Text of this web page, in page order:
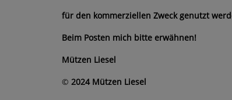
für den kommerziellen Zweck genutzt
Beim Posten mich bitte erwähnen!
Mützen Liesel
© 2024 Mützen Liesel